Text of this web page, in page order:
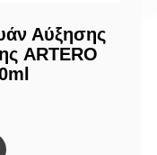
Αύξησης
ARTERO